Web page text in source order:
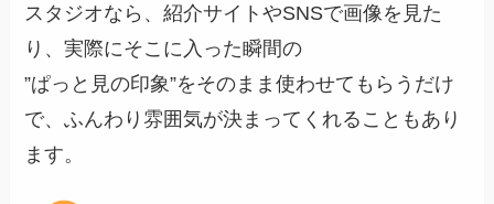
スタジオなら、紹介サイトやSNSで画像を見た
り、実際にそこに入った瞬間の
”ぱっと見の印象”をそのまま使わせてもらうだけ
で、ふんわり雰囲気が決まってくれることもあり
ます。